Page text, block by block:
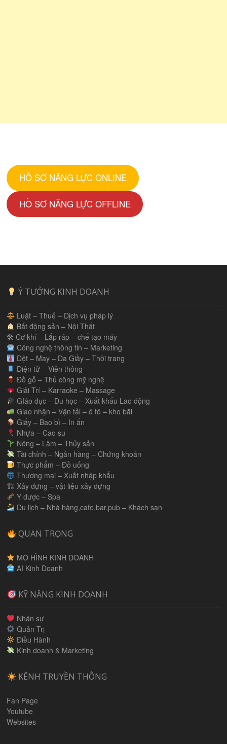
HỒ SƠ NĂNG LỰC ONLINE
HỒ SƠ NĂNG LỰC OFFLINE
Ý TƯỞNG KINH DOANH
Luật – Thuế – Dịch vụ pháp lý
Bất động sản – Nội Thất
🛠 Cơ khí – Lắp ráp – chế tạo máy
Công nghệ thông tin – Marketing
Dệt – May – Da Giầy – Thời trang
Điện tử – Viễn thông
Đồ gỗ – Thủ công mỹ nghệ
Giải Trí – Karraoke – Massage
GIáo dục – Du học – Xuất khẩu Lao động
Giao nhận – Vận tải – ô tô – kho bãi
Giấy – Bao bì – In ấn
Nhựa – Cao su
Nông – Lâm – Thủy sản
Tài chính – Ngân hàng – Chứng khoán
Thực phẩm – Đồ uống
Thương mại – Xuất nhập khẩu
🏗 Xây dựng – vật liệu xây dựng
Y dược – Spa
Du lịch – Nhà hàng,cafe,bar,pub – Khách sạn
QUAN TRỌNG
MÔ HÌNH KINH DOANH
AI Kinh Doanh
KỸ NĂNG KINH DOANH
Nhân sự
Quản Trị
Điều Hành
Kinh doanh & Marketing
KÊNH TRUYỀN THÔNG
Fan Page
Youtube
Websites